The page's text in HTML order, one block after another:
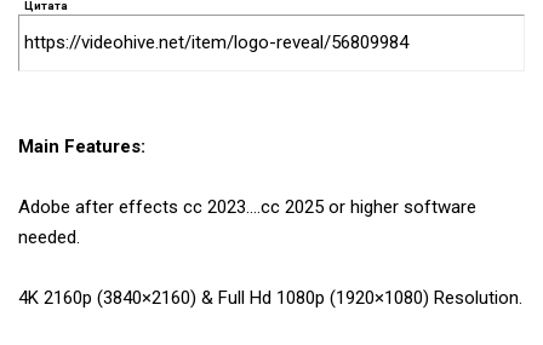
Цитата
https://videohive.net/item/logo-reveal/56809984
Main Features:
Adobe after effects cc 2023….cc 2025 or higher software
needed.
4K 2160p (3840×2160) & Full Hd 1080p (1920×1080) Resolution.